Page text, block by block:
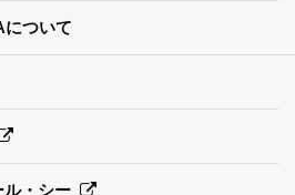
ついて
・シー